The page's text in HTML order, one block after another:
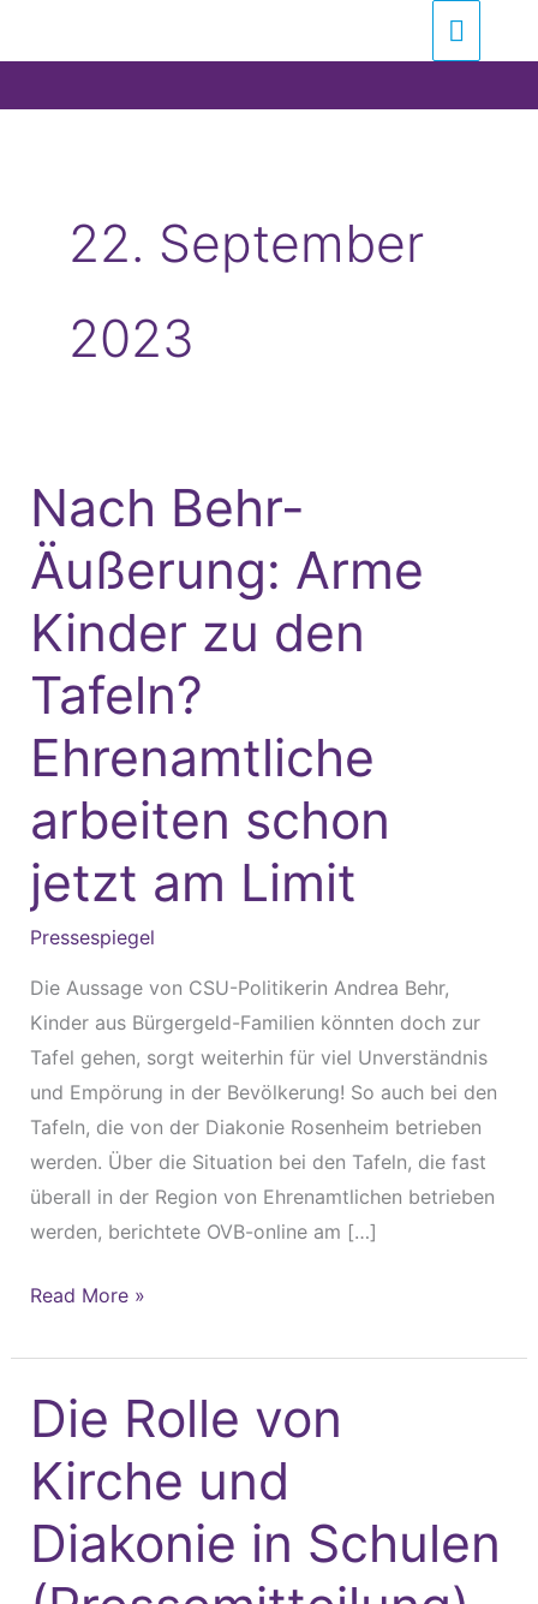
22. September
2023
Nach Behr-
Äußerung: Arme
Kinder zu den
Tafeln?
Ehrenamtliche
arbeiten schon
jetzt am Limit
Pressespiegel
Die Aussage von CSU-Politikerin Andrea Behr,
Kinder aus Bürgergeld-Familien könnten doch zur
Tafel gehen, sorgt weiterhin für viel Unverständnis
und Empörung in der Bevölkerung! So auch bei den
Tafeln, die von der Diakonie Rosenheim betrieben
werden. Über die Situation bei den Tafeln, die fast
überall in der Region von Ehrenamtlichen betrieben
werden, berichtete OVB-online am […]
Nach
Behr-
Äußerung:
Arme
Kinder
den
Tafeln?
Ehrenamtliche
arbeiten
schon
jetzt
am
Limit
Read More »
Die Rolle von
Kirche und
Diakonie in Schulen
Die
Rolle
von
und
Diakonie